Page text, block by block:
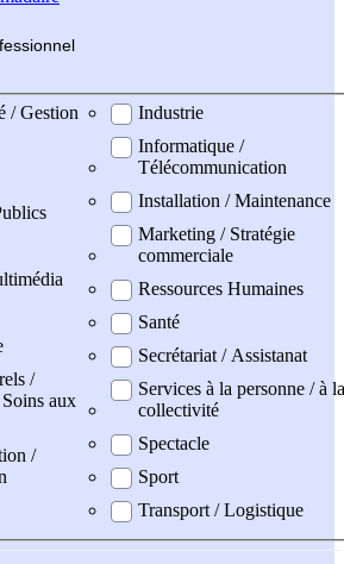
fessionnel
/ Gestion
/
aux
/
Industrie
Informatique /
Télécommunication
Installation / Maintenance
Marketing / Stratégie
commerciale
Ressources Humaines
Santé
Secrétariat / Assistanat
Services à la personne / à la
collectivité
Spectacle
Sport
Transport / Logistique